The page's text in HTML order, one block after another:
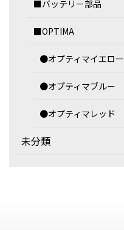
■バッテリー部品
■OPTIMA
●オプティマイエロー
●オプティマブルー
●オプティマレッド
未分類